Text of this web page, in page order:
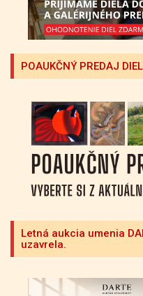
POAUKČNÝ PREDAJ
Letná aukcia umenia
uzavrela.